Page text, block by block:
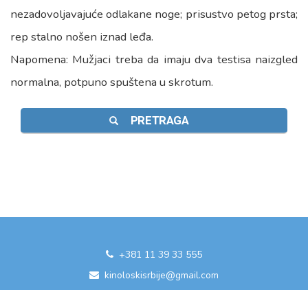
nezadovoljavajuće odlakane noge; prisustvo petog prsta;
rep stalno nošen iznad leđa.
Napomena: Mužjaci treba da imaju dva testisa naizgled
normalna, potpuno spuštena u skrotum.
PRETRAGA
+381 11 39 33 555
kinoloskisrbije@gmail.com